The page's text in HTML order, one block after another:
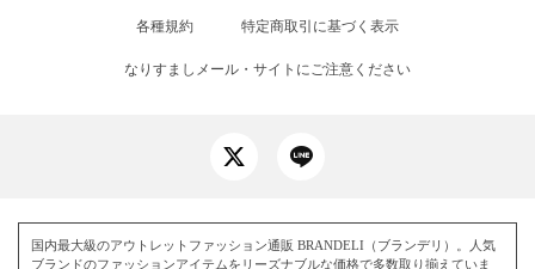
各種規約 特定商取引に基づく表示
なりすましメール・サイトにご注意ください
国内最大級のアウトレットファッション通販 BRANDELI（ブランデリ）。人気
ブランドのファッションアイテムをリーズナブルな価格で多数取り揃えていま